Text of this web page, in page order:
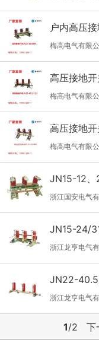
户内高压
梅高电气有限
高压接地
梅高电气有限
高压接地
梅高电气有限
JN15-12、
浙江国安电气
JN15-24/
浙江龙亨电气
JN22-40.5
浙江龙亨电气
1/2 下